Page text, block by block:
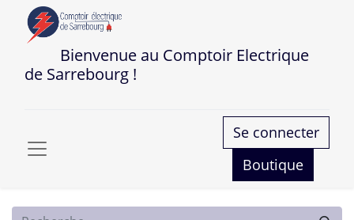
Bienvenue au Comptoir Electrique
de Sarrebourg !
Se connecter
Boutique